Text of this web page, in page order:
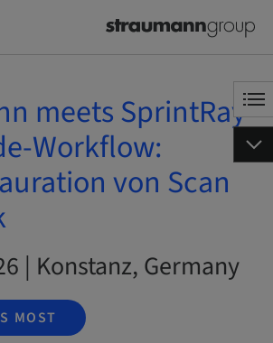
meets SprintRay
Workflow:
von Scan
| Konstanz, Germany
MOST